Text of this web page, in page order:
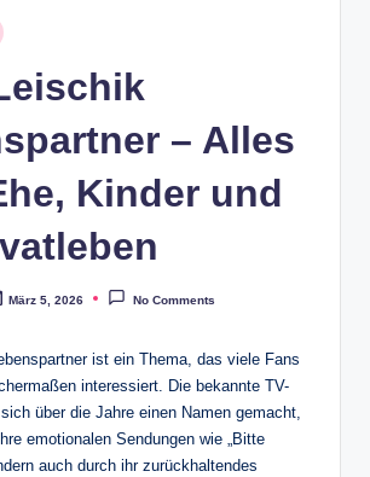
– Alles
Kinder und
März 5, 2026 No Comments
ist ein Thema, das viele Fans
interessiert. Die bekannte TV-
über die Jahre einen Namen gemacht,
emotionalen Sendungen wie „Bitte
auch durch ihr zurückhaltendes